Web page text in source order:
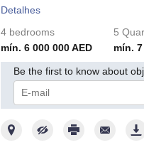
Detalhes
4 bedrooms
mín. 6 000 000 AED
5
mín. 7
Be the first to know about